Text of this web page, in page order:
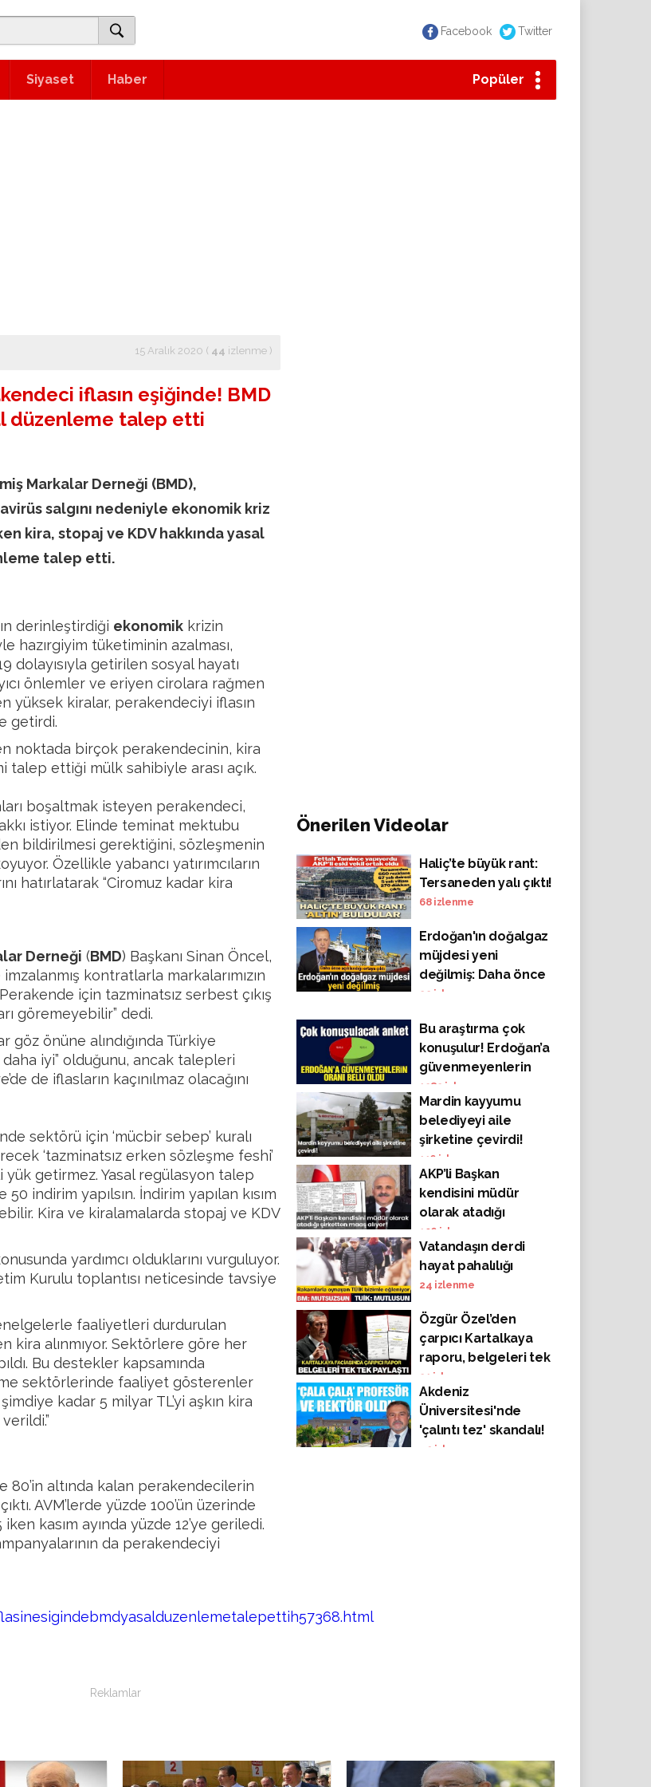
Facebook Twitter
Siyaset Haber Popüler
15 Aralık 2020 ( 44 izlenme )
iflasın eşiğinde! BMD
düzenleme talep etti
Markalar Derneği (BMD),
salgını nedeniyle ekonomik kriz
kira, stopaj ve KDV hakkında yasal
talep etti.
derinleştirdiği ekonomik krizin
hazırgiyim tüketiminin azalması,
dolayısıyla getirilen sosyal hayatı
önlemler ve eriyen cirolara rağmen
yüksek kiralar, perakendeciyi iflasın
getirdi.
noktada birçok perakendecinin, kira
talep ettiği mülk sahibiyle arası açık.
boşaltmak isteyen perakendeci,
istiyor. Elinde teminat mektubu
bildirilmesi gerektiğini, sözleşmenin
Özellikle yabancı yatırımcıların
hatırlatarak “Ciromuz kadar kira
Derneği (BMD) Başkanı Sinan Öncel,
kontratlarla markalarımızın
için tazminatsız serbest çıkış
göremeyebilir” dedi.
göz önüne alındığında Türkiye
iyi” olduğunu, ancak talepleri
de iflasların kaçınılmaz olacağını
sektörü için ‘mücbir sebep’ kuralı
‘tazminatsız erken sözleşme feshi’
yük getirmez. Yasal regülasyon talep
indirim yapılsın. İndirim yapılan kısım
Kira ve kiralamalarda stopaj ve KDV
yardımcı olduklarını vurguluyor.
Kurulu toplantısı neticesinde tavsiye
faaliyetleri durdurulan
kira alınmıyor. Sektörlere göre her
Bu destekler kapsamında
sektörlerinde faaliyet gösterenler
kadar 5 milyar TL’yi aşkın kira
80’in altında kalan perakendecilerin
AVM’lerde yüzde 100’ün üzerinde
kasım ayında yüzde 12’ye geriledi.
da perakendeciyi
Önerilen Videolar
Haliç’te büyük rant:
Tersaneden yalı çıktı!
68izlenme
Erdoğan'ın doğalgaz
müjdesi yeni
değilmiş: Daha önce
açıklandığı ortaya
22 izlenme
Bu araştırma çok
konuşulur! Erdoğan’a
güvenmeyenlerin
oranı belli oldu!
1282 izlenme
Mardin kayyumu
belediyeyi aile
şirketine çevirdi!
116 izlenme
AKP’li Başkan
kendisini müdür
olarak atadığı
şirketten maaş alıyor!
106 izlenme
Vatandaşın derdi
hayat pahalılığı
24 izlenme
Özgür Özel’den
çarpıcı Kartalkaya
raporu, belgeleri tek
tek paylaştı
21 izlenme
Akdeniz
Üniversitesi'nde
'çalıntı tez' skandalı!
49 izlenme
Reklamlar